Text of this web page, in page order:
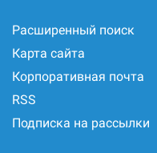
Расширенный поиск
Карта сайта
Корпоративная почта
RSS
Подписка на рассылки